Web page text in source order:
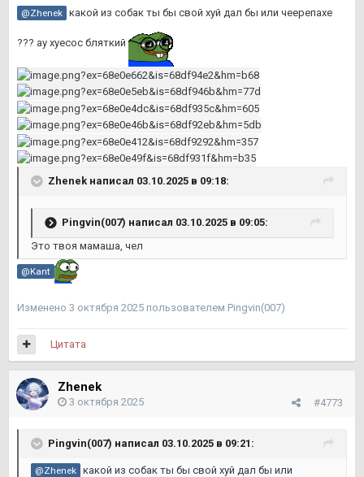
@Zhenek какой из собак ты бы свой хуй дал бы или чеерепахе
??? ау хуесос бляткий
Zhenek написал 03.10.2025 в 09:18:
Pingvin(007) написал 03.10.2025 в 09:05:
Это твоя мамаша, чел
@Kant
Изменено 3 октября 2025 пользователем Pingvin(007)
Цитата
Zhenek
#4773
3 октября 2025
Pingvin(007) написал 03.10.2025 в 09:21:
@Zhenek какой из собак ты бы свой хуй дал бы или